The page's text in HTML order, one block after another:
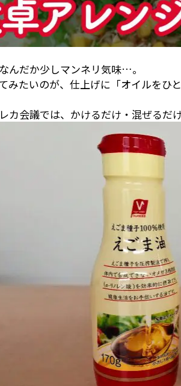
んだか少しマンネリ気味…。
みたいのが、仕上げに「オイルをひ
カ会議では、かけるだけ・混ぜるだ